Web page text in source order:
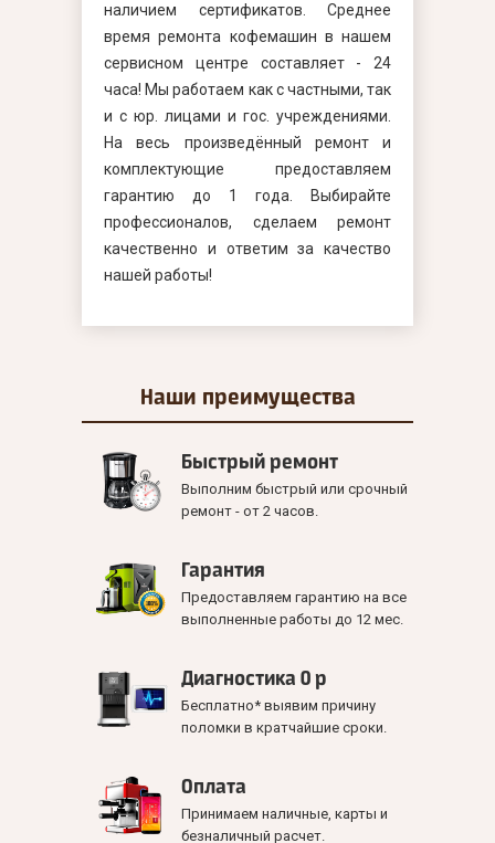
наличием сертификатов. Среднее
время ремонта кофемашин в нашем
сервисном центре составляет - 24
часа! Мы работаем как с частными, так
и с юр. лицами и гос. учреждениями.
На весь произведённый ремонт и
комплектующие предоставляем
гарантию до 1 года. Выбирайте
профессионалов, сделаем ремонт
качественно и ответим за качество
нашей работы!
Наши преимущества
Быстрый ремонт
Выполним быстрый или срочный
ремонт - от 2 часов.
Гарантия
Предоставляем гарантию на все
выполненные работы до 12 мес.
Диагностика 0 р
Бесплатно* выявим причину
поломки в кратчайшие сроки.
Оплата
Принимаем наличные, карты и
безналичный расчет.